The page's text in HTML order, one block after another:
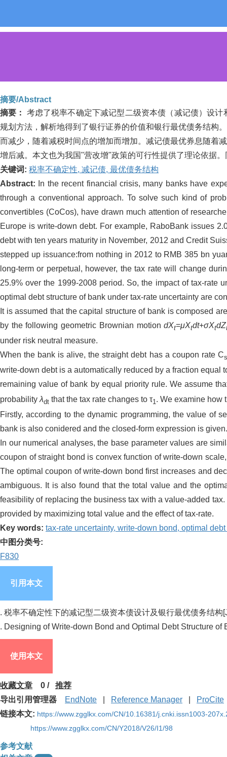
摘要/Abstract
摘要： 考虑了税率不确定下减记型二级资本债（减记债）设
规划方法，解析地得到了银行证券的价值和银行最优债务结构
而减少，随着减税时间点的增加而增加。减记债最优券息随着
增后减。本文也为我国"营改增"政策的可行性提供了理论依据
关键词: 税率不确定性, 减记债, 最优债务结构
Abstract:
In the recent financial crisis, many banks have
through a conventional approach. To solve such kind of
convertibles (CoCos), have drawn much attention of
Europe is write-down debt. For example, RaboBank issues
debt with ten years maturity in November, 2012 and Credit
stepped up issuance:from nothing in 2012 to RMB 385 bn
long-term or perpetual, however, the tax rate will change
25.9% over the 1999-2008 period. So, the impact of tax-rate
optimal debt structure of bank under tax-rate uncertainty are
It is assumed that the capital structure of bank is composed
by the following geometric Brownian motiondXt=μXtdt+σXtdZ
under risk neutral measure.
When the bank is alive, the straight debt has a coupon rate Cs
write-down debt is a automatically reduced by a fraction equal
remaining value of bank by equal priority rule. We assume
probability λdt that the tax rate changes to τ1. We examine how
Firstly, according to the dynamic programming, the value of
bank is also conidered and the closed-form expression is
In our numerical analyses, the base parameter values are
coupon of straight bond is convex function of write-down
The optimal coupon of write-down bond first increases and
ambiguous. It is also found that the total value and the
feasibility of replacing the business tax with a value-added
provided by maximizing total value and the effect of tax-rate.
Key words: tax-rate uncertainty, write-down bond, optimal
中图分类号:
F830
引用本文
. 税率不确定性下的减记型二级资本债设计及银行最优债务结构
. Designing of Write-down Bond and Optimal Debt Structure
使用本文
收藏文章 0 / 推荐
导出引用管理器
EndNote Reference Manager
ProCite
链接本文: https://www.zgglkx.com/CN/10.16381/j.cnki.issn1003-
https://www.zgglkx.com/CN/Y2018/V26/I1/98
参考文献